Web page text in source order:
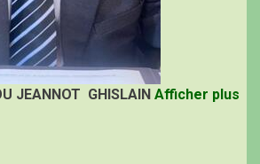
JEANNOT GHISLAIN Afficher plus